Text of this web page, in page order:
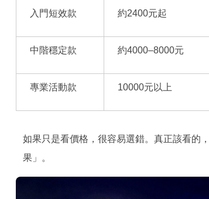
入門短效款 約2400元起
中階穩定款 約4000–8000元
專業活動款 10000元以上
如果只是看價格，很容易選錯。真正該看的
果」。